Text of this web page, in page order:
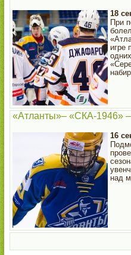
18
При
игре
«Атланты»– «СКА-1946»
16
над